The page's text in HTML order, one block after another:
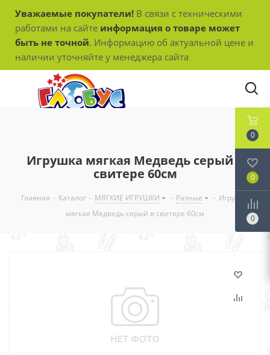
Уважаемые покупатели! В связи с техническими
работами на сайте информация о товаре может
быть не точной. Информацию об актуальной цене и
наличии уточняйте у менеджера сайта
Игрушка мягкая Медведь серый в
свитере 60см
Главная - Каталог - МЯГКИЕ ИГРУШКИ - Разные - Игрушка
мягкая Медведь серый в свитере 60см
0
0
0